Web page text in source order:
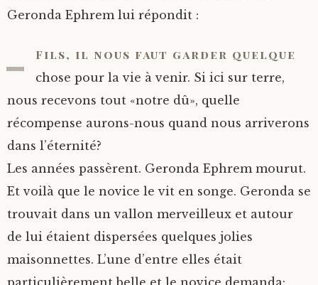
Geronda Ephrem lui répondit :
- Fils, il nous faut garder quelque
chose pour la vie à venir. Si ici sur terre,
nous recevons tout «notre dû», quelle
récompense aurons-nous quand nous arriverons
dans l’éternité?
Les années passèrent. Geronda Ephrem mourut.
Et voilà que le novice le vit en songe. Geronda se
trouvait dans un vallon merveilleux et autour
de lui étaient dispersées quelques jolies
maisonnettes. L’une d’entre elles était
particulièrement belle et le novice demanda: